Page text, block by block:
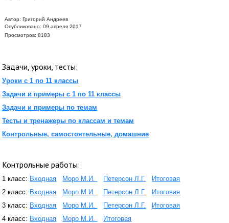
Автор: Григорий Андреев
Опубликовано: 09 апреля 2017
Просмотров: 8183
Задачи, уроки, тесты:
Уроки с 1 по 11 классы
Задачи и примеры с 1 по 11 классы
Задачи и примеры по темам
Тесты и тренажеры по классам и темам
Контрольные, самостоятельные, домашние
Контрольные работы:
1 класс: Входная Моро М.И. Петерсон Л.Г.
Итоговая
2 класс: Входная Моро М.И. Петерсон Л.Г.
Итоговая
3 класс: Входная Моро М.И. Петерсон Л.Г.
Итоговая
4 класс: Входная Моро М.И. Итоговая